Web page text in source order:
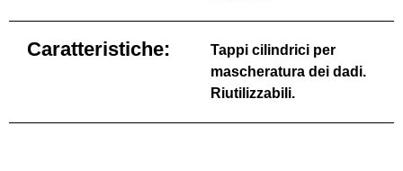
Caratteristiche:
Tappi cilindrici per
mascheratura dei dadi.
Riutilizzabili.